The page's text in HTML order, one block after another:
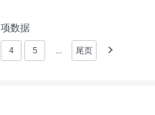
项数据
4 5 ... 尾页